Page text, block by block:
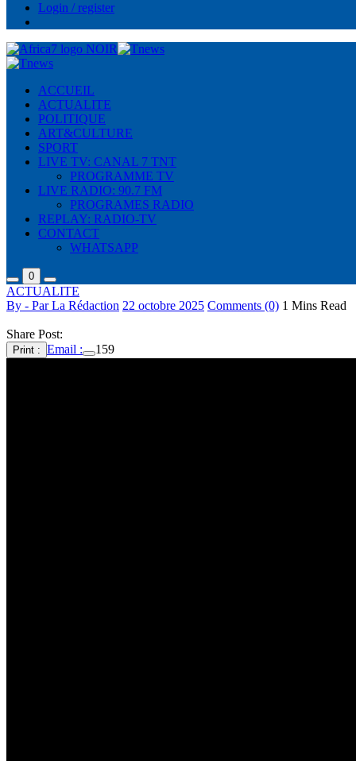
Login / register
ACCUEIL
ACTUALITE
POLITIQUE
ART&CULTURE
SPORT
LIVE TV: CANAL 7 TNT
PROGRAMME TV
LIVE RADIO: 90.7 FM
PROGRAMES RADIO
REPLAY: RADIO-TV
CONTACT
WHATSAPP
0
ACTUALITE
By - Par La Rédaction 22 octobre 2025 Comments (0) 1 Mins Read
Share Post:
Print : Email : 159